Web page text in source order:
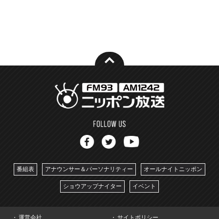
番組表 アナウンサー＆パーソナリティー オールナイトニッポン
ショウアップナイター イベント
運営会社 サイトポリシー